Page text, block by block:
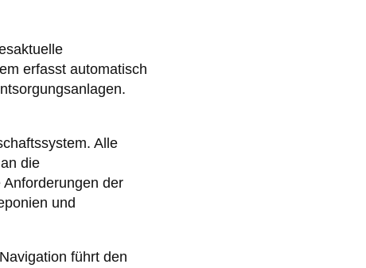
erfasst automatisch
Alle
die
der
und
führt den